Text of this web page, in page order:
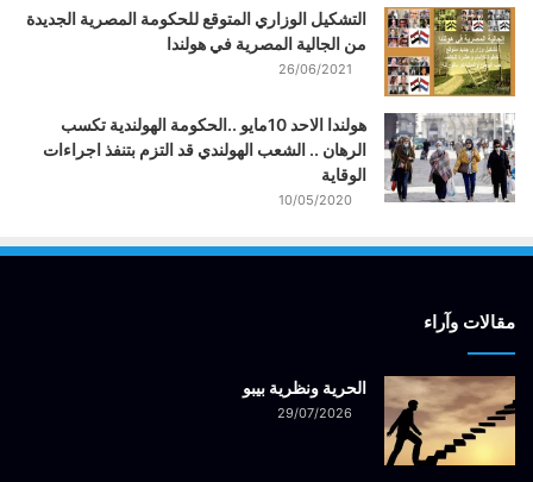
التشكيل الوزاري المتوقع للحكومة المصرية الجديدة
من الجالية المصرية في هولندا
26/06/2021
هولندا الاحد 10مايو ..الحكومة الهولندية تكسب
الرهان .. الشعب الهولندي قد التزم بتنفذ اجراءات
الوقاية
10/05/2020
مقالات وآراء
الحرية ونظرية بيبو
29/07/2026